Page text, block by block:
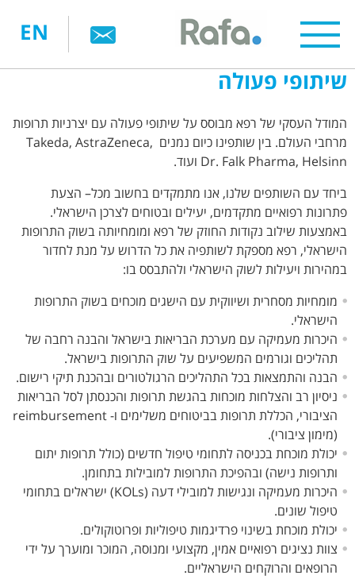
לתוכן
EN
שיתופי פעולה
המודל העסקי של רפא מבוסס על שיתופי פעולה עם יצרניות תרופות
מרחבי העולם. בין שותפינו כיום נמנים Takeda, AstraZeneca,
Dr. Falk Pharma, Helsinn ועוד.
ביחד עם השותפים שלנו, אנו מתמקדים בחשוב מכל– הצעת
פתרונות רפואיים מתקדמים, יעילים ובטוחים לצרכן הישראלי.
באמצעות שילוב נקודות החוזק של רפא ומומחיותה בשוק התרופות
הישראלי, רפא מספקת לשותפיה את כל הדרוש על מנת לחדור
במהירות ויעילות לשוק הישראלי ולהתבסס בו:
מומחיות מסחרית ושיווקית עם הישגים מוכחים בשוק התרופות
הישראלי.
היכרות מעמיקה עם מערכת הבריאות בישראל והבנה רחבה של
תהליכים וגורמים המשפיעים על שוק התרופות בישראל.
הבנה והתמצאות בכל התהליכים הרגולטורים ובהכנת תיקי רישום.
ניסיון רב והצלחות מוכחות בהגשת תרופות והכנסתן לסל הבריאות
הציבורי, הכללת תרופות בביטוחים משלימים ו- reimbursement
(מימון ציבורי).
יכולת מוכחת בכניסה לתחומי טיפול חדשים (כולל תרופות יתום
ותרופות נישה) ובהפיכת התרופות למובילות בתחומן.
היכרות מעמיקה ונגישות למובילי דעה (KOLs) ישראלים בתחומי
טיפול שונים.
יכולת מוכחת בשינוי פרדיגמות טיפוליות ופרוטוקולים.
צוות נציגים רפואיים אמין, מקצועי ומנוסה, המוכר ומוערך על ידי
הרופאים והרוקחים הישראליים.